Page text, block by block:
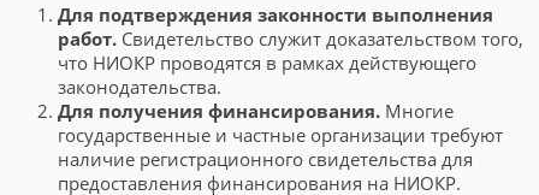
Для подтверждения законности выполнения
работ. Свидетельство служит доказательством того,
что НИОКР проводятся в рамках действующего
законодательства.
Для получения финансирования. Многие
государственные и частные организации требуют
наличие регистрационного свидетельства для
предоставления финансирования на НИОКР.